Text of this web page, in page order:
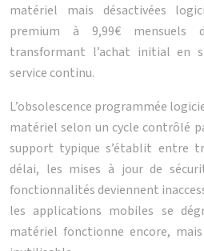
matériel mais désactivées
premium à 9,99€ mensuels
transformant l’achat initial en
service continu.
L’obsolescence programmée
matériel selon un cycle contrôlé
support typique s’établit entre
délai, les mises à jour de
fonctionnalités deviennent
les applications mobiles se
matériel fonctionne encore,